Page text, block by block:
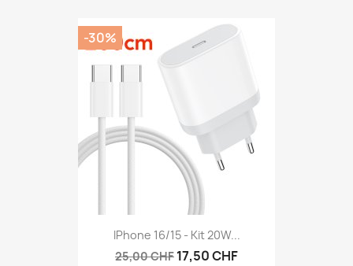
IPhone 16/15 - Kit 20W...
25,00 CHF 17,50 CHF
-30%